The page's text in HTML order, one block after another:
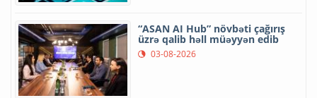
“ASAN AI Hub” növbəti çağırış
üzrə qalib həll müəyyən edib
03-08-2026